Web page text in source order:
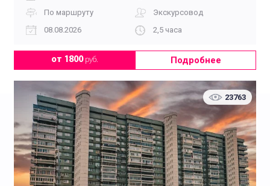
По маршруту
Экскурсовод
08.08.2026
2,5 часа
от 1800руб. Подробнее
23763